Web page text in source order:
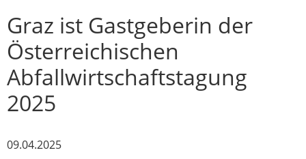
Graz ist Gastgeberin der
Österreichischen
Abfallwirtschaftstagung
2025
09.04.2025